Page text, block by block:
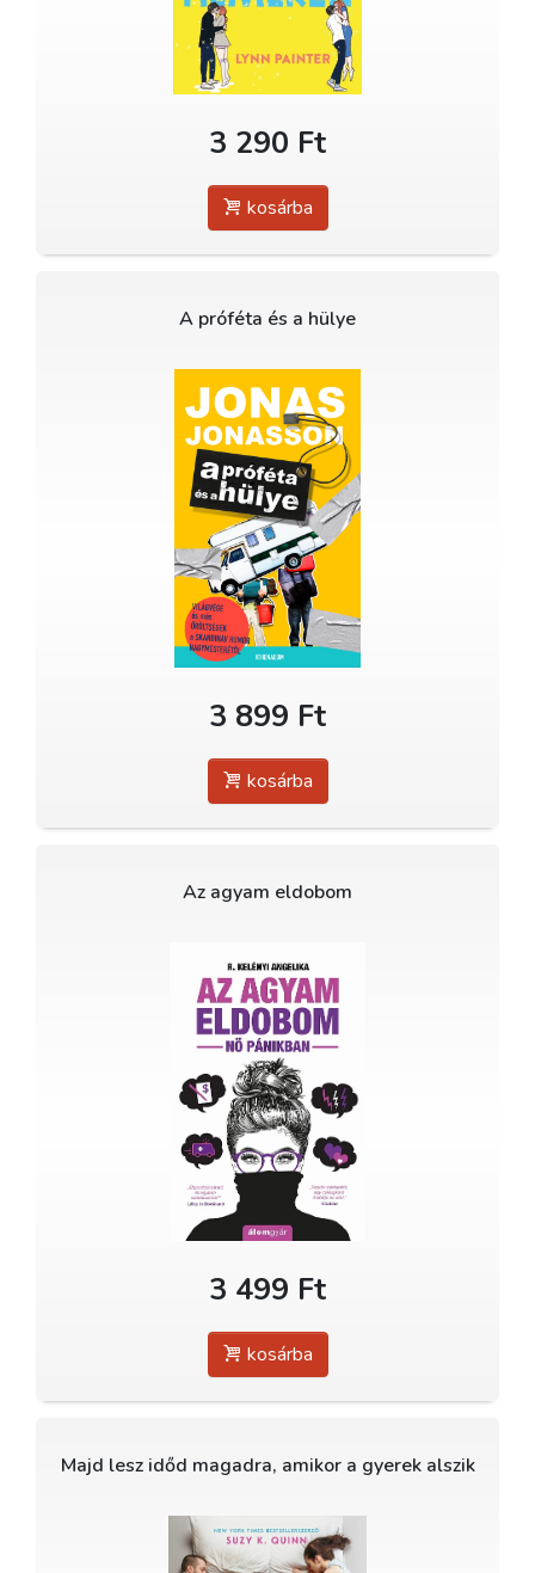
3 290 Ft
kosárba
A próféta és a hülye
3 899 Ft
kosárba
Az agyam eldobom
3 499 Ft
kosárba
Majd lesz időd magadra, amikor a gyerek alszik